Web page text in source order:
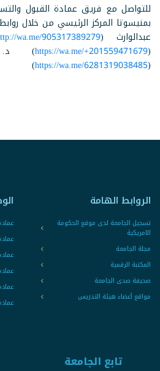
للتواصل مع فريق عمادة القبول
بمنيسوتا المركز الرئيسي من خلال
عبدالوارث (wa.me/905317389279
(
https://wa.me/+201559471679) د.
(
https://wa.me/6281319038485
)
الروابط الهامة
تسجيل الجامعة لدى موقع الحكومة
الامريكية
مجلة الجامعة
المكتبة الرقمية
صحيفة صدى الجامعة
مواقع أعضاء هيئة التدريس
تابع الجامعة